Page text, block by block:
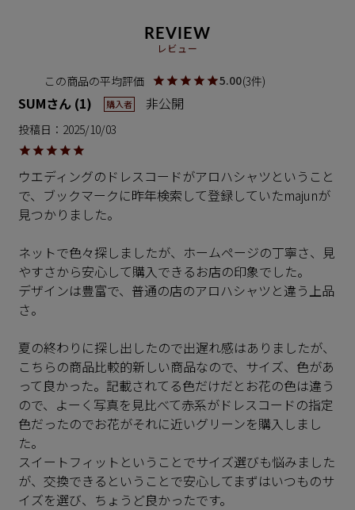
REVIEW
レビュー
5.00 3
SUM 1 購入者 非公開
投稿日 2025/10/03
ウエディングのドレスコードがアロハシャツということ
で、ブックマークに昨年検索して登録していたmajunが
見つかりました。
ネットで色々探しましたが、ホームページの丁寧さ、見
やすさから安心して購入できるお店の印象でした。
デザインは豊富で、普通の店のアロハシャツと違う上品
さ。
夏の終わりに探し出したので出遅れ感はありましたが、
こちらの商品比較的新しい商品なので、サイズ、色があ
って良かった。記載されてる色だけだとお花の色は違う
ので、よーく写真を見比べて赤系がドレスコードの指定
色だったのでお花がそれに近いグリーンを購入しまし
た。
スイートフィットということでサイズ選びも悩みました
が、交換できるということで安心してまずはいつものサ
イズを選び、ちょうど良かったです。